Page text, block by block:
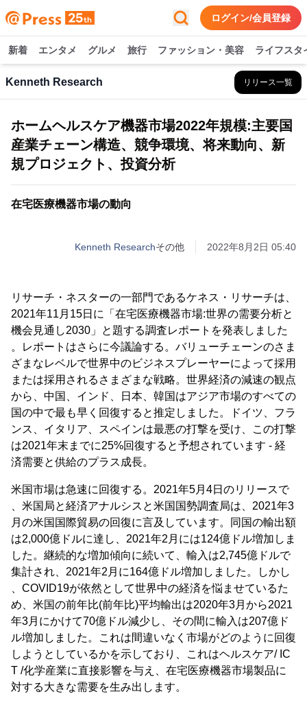
ログイン/会員登録
新着 エンタメ グルメ 旅行 ファッション・美容 ライフスタ
Kenneth Research リリース一覧
ホームヘルスケア機器市場2022年規模:主要国
産業チェーン構造、競争環境、将来動向、新
規プロジェクト、投資分析
在宅医療機器市場の動向
Kenneth Researchその他 2022年8月2日 05:40
リサーチ・ネスターの一部門であるケネス・リサーチは、
2021年11月15日に「在宅医療機器市場:世界の需要分析と
機会見通し2030」と題する調査レポートを発表しました
。レポートはさらに今議論する。バリューチェーンのさま
ざまなレベルで世界中のビジネスプレーヤーによって採用
または採用されるさまざまな戦略。世界経済の減速の観点
から、中国、インド、日本、韓国はアジア市場のすべての
国の中で最も早く回復すると推定しました。ドイツ、フラ
ンス、イタリア、スペインは最悪の打撃を受け、この打撃
は2021年末までに25%回復すると予想されています - 経
済需要と供給のプラス成長。
米国市場は急速に回復する。2021年5月4日のリリースで
、米国局と経済アナルシスと米国国勢調査局は、2021年3
月の米国国際貿易の回復に言及しています。同国の輸出額
は2,000億ドルに達し、2021年2月には124億ドル増加しま
した。継続的な増加傾向に続いて、輸入は2,745億ドルで
集計され、2021年2月に164億ドル増加しました。しかし
、COVID19が依然として世界中の経済を悩ませているた
め、米国の前年比(前年比)平均輸出は2020年3月から2021
年3月にかけて70億ドル減少し、その間に輸入は207億ド
ル増加しました。これは間違いなく市場がどのように回復
しようとしているかを示しており、これはヘルスケア/ IC
T /化学産業に直接影響を与え、在宅医療機器市場製品に
対する大きな需要を生み出します。